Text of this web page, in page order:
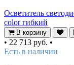
Осветитель
color гибкий
В корзину
• 22 713 руб. •
Есть в наличии